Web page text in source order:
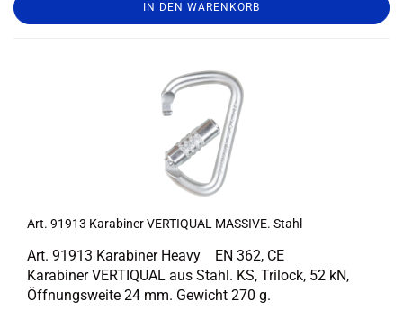
IN DEN WARENKORB
Art. 91913 Ka­ra­bi­ner VER­TI­QUAL MAS­SI­VE. Stahl
Art. 91913 Ka­ra­bi­ner Heavy EN 362, CE
Ka­ra­bi­ner VER­TI­QUAL aus Stahl. KS, Tri­lock, 52 kN,
Öff­nungs­wei­te 24 mm. Ge­wicht 270 g.